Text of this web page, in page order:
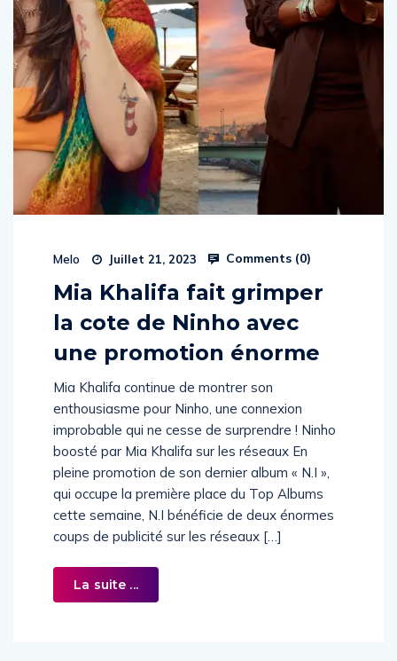
Melo Juillet 21, 2023 Comments (0)
Mia Khalifa fait grimper
la cote de Ninho avec
une promotion énorme
Mia Khalifa continue de montrer son
enthousiasme pour Ninho, une connexion
improbable qui ne cesse de surprendre ! Ninho
boosté par Mia Khalifa sur les réseaux En
pleine promotion de son dernier album « N.I »,
qui occupe la première place du Top Albums
cette semaine, N.I bénéficie de deux énormes
coups de publicité sur les réseaux […]
La suite ...